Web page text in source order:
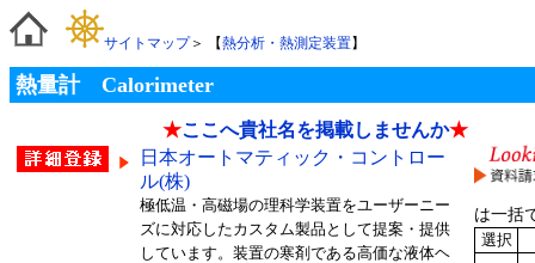
サイトマップ＞ 【熱分析・熱測定装置】
熱量計 Calorimeter
★ここへ貴社名を掲載しませんか★
日本オートマティック・コントロー
ル(株)
極低温・高磁場の理科学装置をユーザーニー
ズに対応したカスタム製品として提案・提供
しています。装置の寒剤である高価な液体ヘ
は一括
選択